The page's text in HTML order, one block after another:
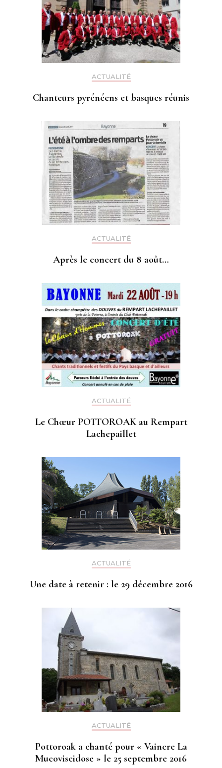
ACTUALITÉ
Chanteurs pyrénéens et basques réunis
ACTUALITÉ
Après le concert du 8 août…
ACTUALITÉ
Le Chœur POTTOROAK au Rempart
Lachepaillet
ACTUALITÉ
Une date à retenir : le 29 décembre 2016
ACTUALITÉ
Pottoroak a chanté pour « Vaincre La
Mucoviscidose » le 25 septembre 2016